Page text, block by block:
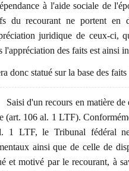
à l'aide sociale de
du recourant ne portent
juridique de ceux-ci,
l'appréciation des faits est ainsi
donc statué sur la base des
Saisi d'un recours en matière
(art. 106 al. 1 LTF).
1 LTF, le Tribunal fédéral
ainsi que de celle de
et motivé par le recourant, à